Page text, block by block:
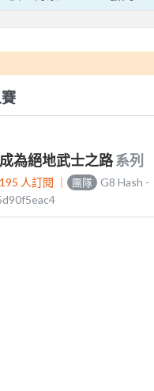
為絕地武士之路系列
195 人訂閱 團隊
G8 Hash -